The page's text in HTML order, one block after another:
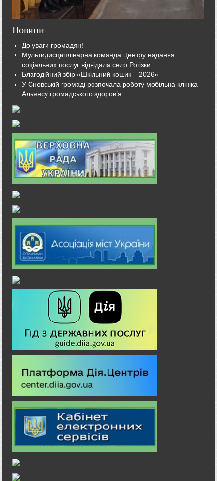
Новини
До уваги громадян!
Мультидисциплінарна команда Центру надання
соціальних послуг відвідала село Рогізки
Благодійний збір «Шкільний кошик – 2026»
У Сновській громаді розпочала роботу мобільна клініка
Альянсу громадського здоров’я